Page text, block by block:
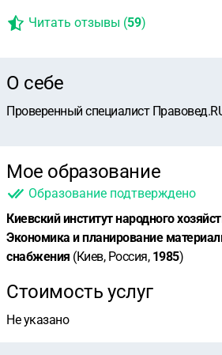
Читать отзывы (59)
О себе
Проверенный специалист
Мое образование
Образование подтверждено
Киевский институт народного
Экономика и планирование
снабжения (Киев, Россия, 1985)
Стоимость услуг
Не указано